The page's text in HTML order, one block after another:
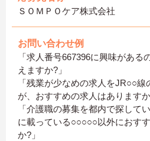
ＳＯＭＰＯケア株式会社
お問い合わせ例
「求人番号667396に興味がある
えますか?」
「残業が少なめの求人をJR○○
が、おすすめの求人はありますか
「介護職の募集を都内で探して
に載っている○○○○○以外におす
か?」